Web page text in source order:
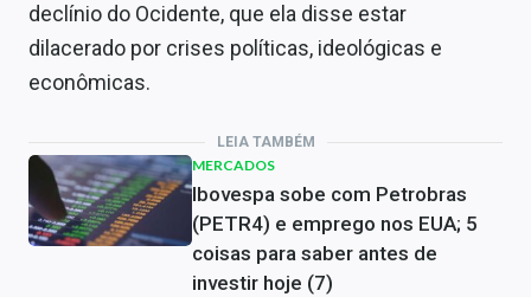
declínio do Ocidente, que ela disse estar
dilacerado por crises políticas, ideológicas e
econômicas.
LEIA TAMBÉM
MERCADOS
Ibovespa sobe com Petrobras
(PETR4) e emprego nos EUA; 5
coisas para saber antes de
investir hoje (7)